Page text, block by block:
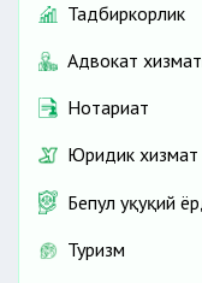
Тадбиркорлик
Адвокат
Нотариат
Юридик хизмат
Бепул ҳуқуқий
Туризм